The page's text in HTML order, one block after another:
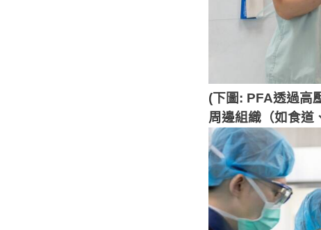
(下圖: PFA透過高
周邊組織（如食道